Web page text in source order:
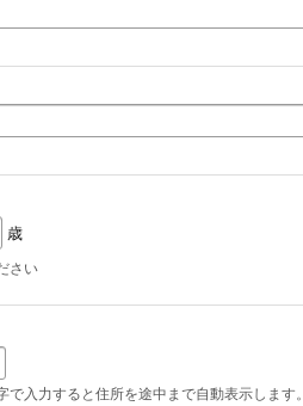
歳
さい
で入力すると住所を途中まで自動表示します。